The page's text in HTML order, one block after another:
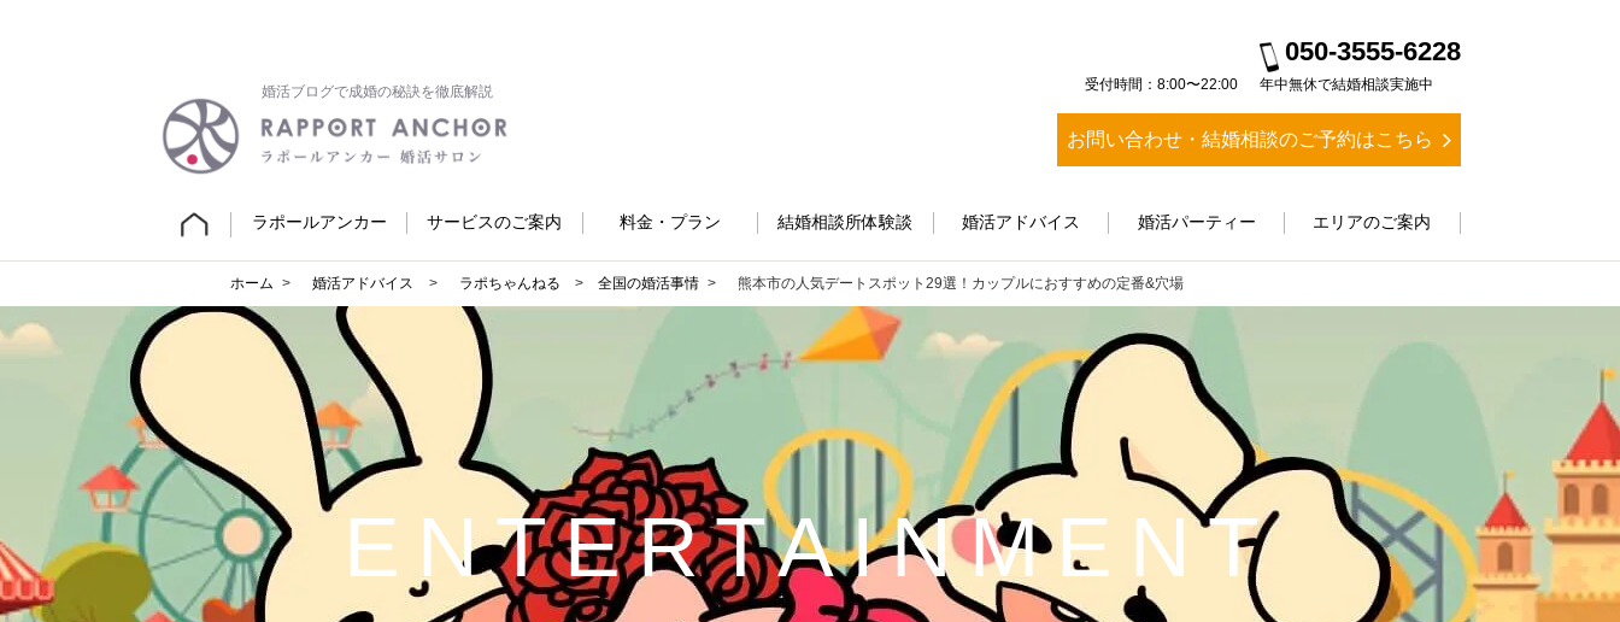
婚活ブログで成婚の秘訣を徹底解説
050-3555-6228
受付時間：8:00〜22:00 年中無休で結婚相談実施中
お問い合わせ・結婚相談のご予約はこちら
ラポールアンカー サービスのご案内 料金・プラン 結婚相談所体験談 婚活アドバイス 婚活パーティー エリアのご案内
ホーム 婚活アドバイス ラポちゃんねる > 全国の婚活事情 熊本市の人気デートスポット29選！カップルにおすすめの定番&穴場
ENTERTAINMENT